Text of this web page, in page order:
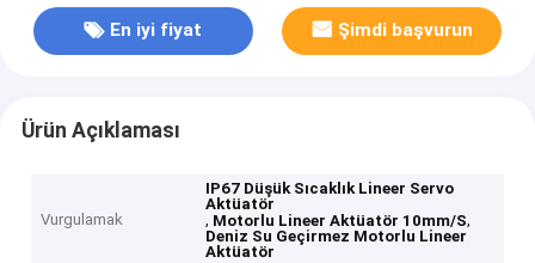
En iyi fiyat Şimdi başvurun
Ürün Açıklaması
Vurgulamak
IP67 Düşük Sıcaklık Lineer Servo
Aktüatör
, Motorlu Lineer Aktüatör 10mm/S,
Deniz Su Geçirmez Motorlu Lineer
Aktüatör